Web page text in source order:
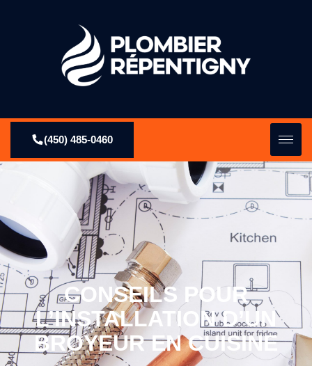
(450) 485-0460
CONSEILS POUR
L’INSTALLATION D’UN
BROYEUR EN CUISINE